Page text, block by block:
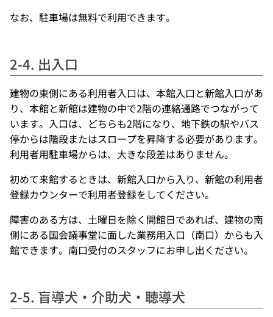
なお、駐車場は無料で利用できます。
2-4. 出入口
建物の東側にある利用者入口は、本館入口と新館入口があ
り、本館と新館は建物の中で2階の連絡通路でつながって
います。入口は、どちらも2階になり、地下鉄の駅やバス
停からは階段またはスロープを昇降する必要があります。
利用者用駐車場からは、大きな段差はありません。
初めて来館するときは、新館入口から入り、新館の利用者
登録カウンターで利用者登録をしてください。
障害のある方は、土曜日を除く開館日であれば、建物の南
側にある国会議事堂に面した業務用入口（南口）からも入
館できます。南口受付のスタッフにお申し出ください。
2-5. 盲導犬・介助犬・聴導犬